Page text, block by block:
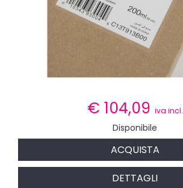
€ 104,09 iva incl.
Disponibile
ACQUISTA
DETTAGLI